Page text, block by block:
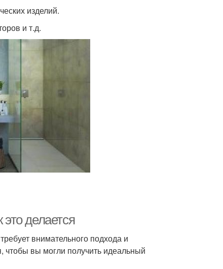
изделий.
и т.д.
делается
внимательного подхода и
чтобы вы могли получить идеальный